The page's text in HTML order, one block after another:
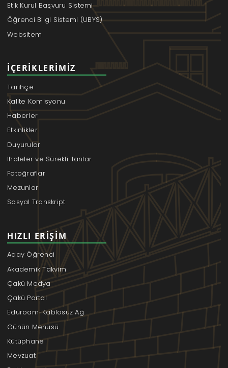
Etik Kurul Başvuru Sistemi
Öğrenci Bilgi Sistemi (UBYS)
Websitem
İÇERIKLERIMIZ
Tarihçe
Kalite Komisyonu
Haberler
Etkinlikler
Duyurular
İhaleler ve Sürekli İlanlar
Fotoğraflar
Mezunlar
Sosyal Transkript
HIZLI ERIŞIM
Aday Öğrenci
Akademik Takvim
Çakü Medya
Çakü Portal
Eduroam-Kablosuz Ağ
Günün Menüsü
Kütüphane
Mevzuat